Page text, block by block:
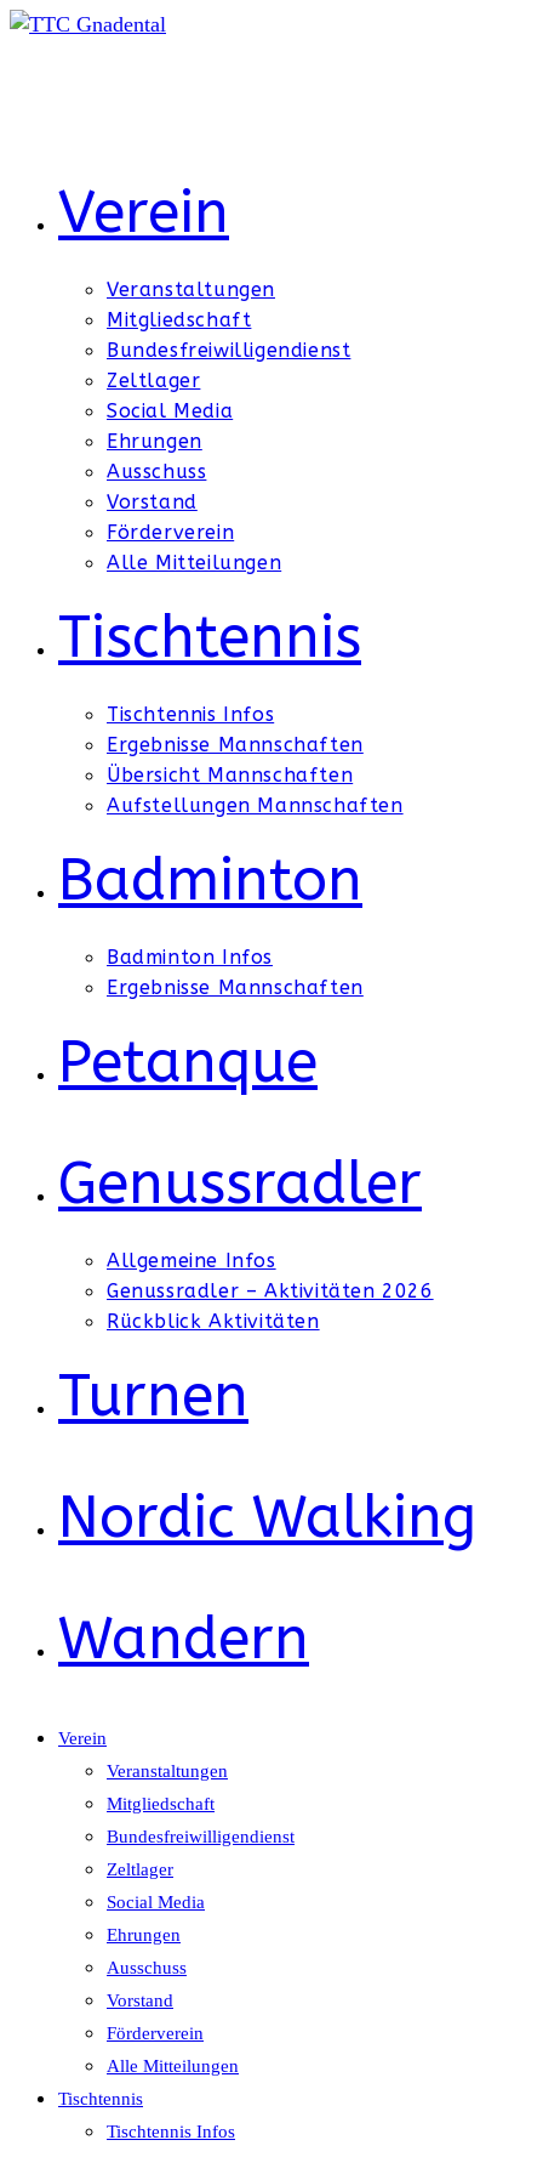
Zum
Verein
Veranstaltungen
Mitgliedschaft
Bundesfreiwilligendienst
Zeltlager
Social Media
Ehrungen
Ausschuss
Vorstand
Förderverein
Alle Mitteilungen
Tischtennis
Tischtennis Infos
Ergebnisse Mannschaften
Übersicht Mannschaften
Aufstellungen Mannschaften
Badminton
Badminton Infos
Ergebnisse Mannschaften
Petanque
Genussradler
Allgemeine Infos
Genussradler – Aktivitäten 2026
Rückblick Aktivitäten
Turnen
Nordic Walking
Wandern
Verein
Veranstaltungen
Mitgliedschaft
Bundesfreiwilligendienst
Zeltlager
Social Media
Ehrungen
Ausschuss
Vorstand
Förderverein
Alle Mitteilungen
Tischtennis
Tischtennis Infos